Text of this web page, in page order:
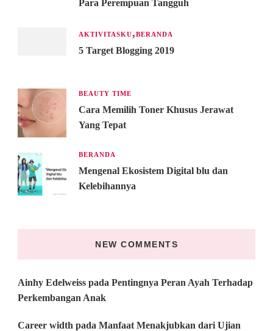
Para Perempuan Tangguh
AKTIVITASKU BERANDA
5 Target Blogging 2019
BEAUTY TIME
Cara Memilih Toner Khusus Jerawat
Yang Tepat
BERANDA
Mengenal Ekosistem Digital blu dan
Kelebihannya
NEW COMMENTS
Ainhy Edelweiss pada Pentingnya Peran Ayah Terhadap
Perkembangan Anak
Career width pada Manfaat Menakjubkan dari Ujian